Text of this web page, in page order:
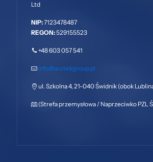
Ltd
NIP:7123478487
REGON:529155523
+48 603 057 541
info@acctekgroup.pl
ul. Szkolna 4, 21-040 Świdnik (obok
(Strefa przemysłowa / Naprzeciwko PZL